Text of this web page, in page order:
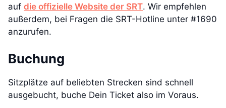
auf die offizielle Website der SRT. Wir empfehlen
außerdem, bei Fragen die SRT-Hotline unter #1690
anzurufen.
Buchung
Sitzplätze auf beliebten Strecken sind schnell
ausgebucht, buche Dein Ticket also im Voraus.